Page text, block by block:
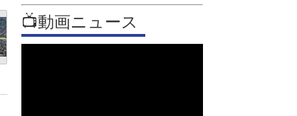
📺動画ニュース